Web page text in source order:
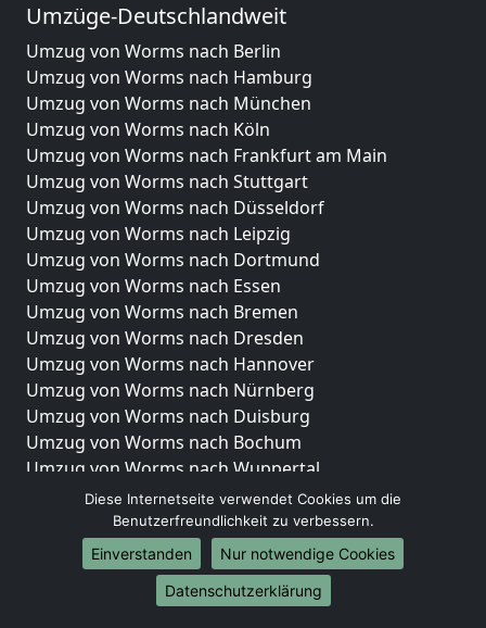
Umzüge-Deutschlandweit
Umzug von Worms nach Berlin
Umzug von Worms nach Hamburg
Umzug von Worms nach München
Umzug von Worms nach Köln
Umzug von Worms nach Frankfurt am Main
Umzug von Worms nach Stuttgart
Umzug von Worms nach Düsseldorf
Umzug von Worms nach Leipzig
Umzug von Worms nach Dortmund
Umzug von Worms nach Essen
Umzug von Worms nach Bremen
Umzug von Worms nach Dresden
Umzug von Worms nach Hannover
Umzug von Worms nach Nürnberg
Umzug von Worms nach Duisburg
Umzug von Worms nach Bochum
Umzug von Worms nach Wuppertal
Umzug von Worms nach Bielefeld
Umzug von Worms nach Bonn
Umzug von Worms nach Münster
Internationale-Umzüge
Diese Internetseite verwendet Cookies um die
Benutzerfreundlichkeit zu verbessern.
Einverstanden
Nur notwendige Cookies
Datenschutzerklärung